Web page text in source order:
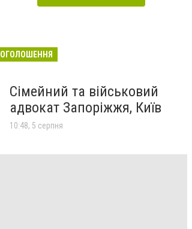
ОГОЛОШЕННЯ
Сімейний та військовий
адвокат Запоріжжя, Київ
10:48, 5 серпня